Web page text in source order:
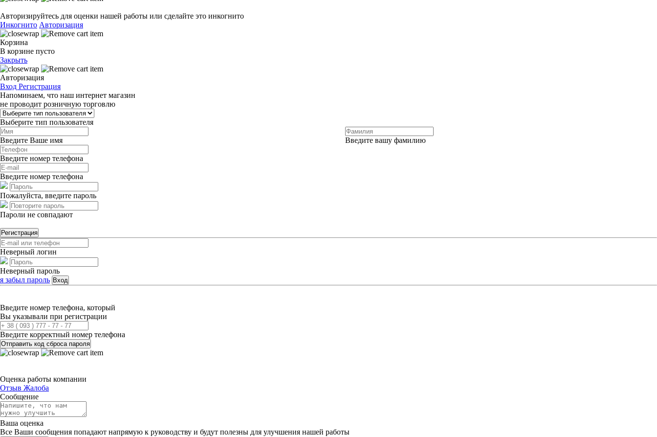
Авторизируйтесь для оценки нашей работы или сделайте это инкогнито
Инкогнито Авторизация
Корзина
В корзине пусто
Закрыть
Авторизация
Вход Регистрация
Напоминаем, что наш интернет магазин
не проводит розничную торговлю
Выберите тип пользователя
Введите Ваше имя Введите вашу фамилию
Введите номер телефона
Введите номер телефона
Пожалуйста, введите пароль
Пароли не совпадают
Регистрация
Неверный логин
Неверный пароль
я забыл пароль Вход
Введите номер телефона, который
Вы указывали при регистрации
Введите корректный номер телефона
Отправить код сброса пароля
Оценка работы компании
Отзыв Жалоба
Сообщение
Ваша оценка
Все Ваши сообщения попадают напрямую к руководству и будут полезны для улучшения нашей работы